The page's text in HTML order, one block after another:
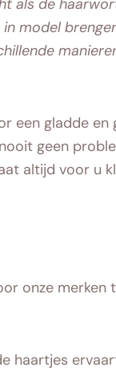
als de
model
een gladde
geen
altijd voor u
onze merken
haartjes